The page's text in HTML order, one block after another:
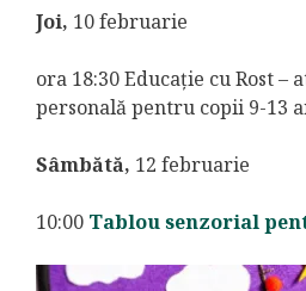
Joi, 10 februarie
ora 18:30 Educație cu Rost –
personală pentru copii 9-13
Sâmbătă, 12 februarie
10:00 Tablou senzorial